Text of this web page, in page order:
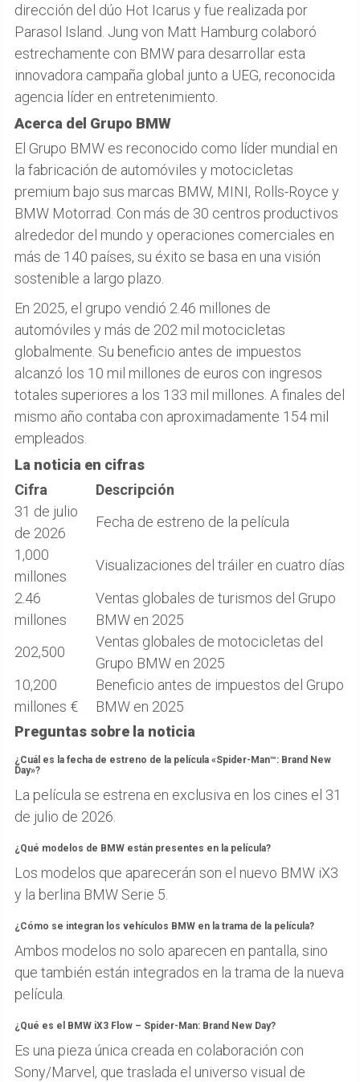
dirección del dúo Hot Icarus y fue realizada por
Parasol Island. Jung von Matt Hamburg colaboró
estrechamente con BMW para desarrollar esta
innovadora campaña global junto a UEG, reconocida
agencia líder en entretenimiento.
Acerca del Grupo BMW
El Grupo BMW es reconocido como líder mundial en
la fabricación de automóviles y motocicletas
premium bajo sus marcas BMW, MINI, Rolls-Royce y
BMW Motorrad. Con más de 30 centros productivos
alrededor del mundo y operaciones comerciales en
más de 140 países, su éxito se basa en una visión
sostenible a largo plazo.
En 2025, el grupo vendió 2.46 millones de
automóviles y más de 202 mil motocicletas
globalmente. Su beneficio antes de impuestos
alcanzó los 10 mil millones de euros con ingresos
totales superiores a los 133 mil millones. A finales del
mismo año contaba con aproximadamente 154 mil
empleados.
La noticia en cifras
Cifra
Descripción
31 de julio
de 2026
Fecha de estreno de la película
1,000
millones
Visualizaciones del tráiler en cuatro días
2.46
millones
Ventas globales de turismos del Grupo
BMW en 2025
202,500
Ventas globales de motocicletas del
Grupo BMW en 2025
10,200
millones €
Beneficio antes de impuestos del Grupo
BMW en 2025
Preguntas sobre la noticia
¿Cuál es la fecha de estreno de la película «Spider-Man™: Brand New
Day»?
La película se estrena en exclusiva en los cines el 31
de julio de 2026.
¿Qué modelos de BMW están presentes en la película?
Los modelos que aparecerán son el nuevo BMW iX3
y la berlina BMW Serie 5.
¿Cómo se integran los vehículos BMW en la trama de la película?
Ambos modelos no solo aparecen en pantalla, sino
que también están integrados en la trama de la nueva
película.
¿Qué es el BMW iX3 Flow – Spider-Man: Brand New Day?
Es una pieza única creada en colaboración con
Sony/Marvel, que traslada el universo visual de